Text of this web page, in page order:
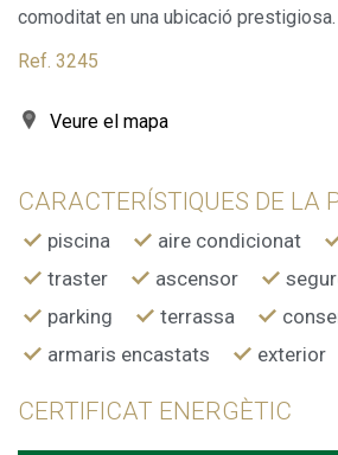
comoditat en una ubicació prestigiosa.
Ref. 3245
Veure el mapa
CARACTERÍSTIQUES DE LA
piscina aire condicionat
traster
ascensor
parking
terrassa
armaris encastats
exterior
CERTIFICAT ENERGÈTIC
Marketing i publicitat
informació sobre les preferències i les
de l'usuari a través de l'observació
relacionada amb el perfil de navegació